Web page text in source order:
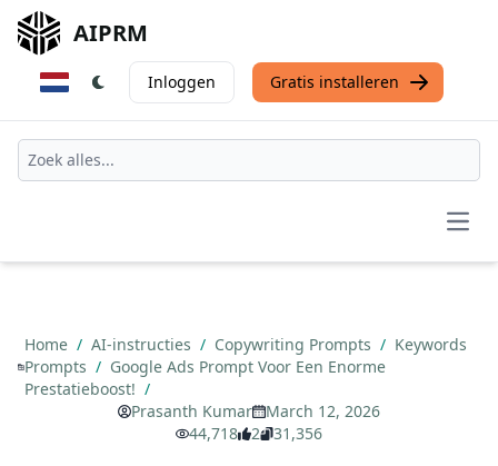
AIPRM
Inloggen Gratis installeren
Home / AI-instructies / Copywriting Prompts / Keywords
Prompts / Google Ads Prompt Voor Een Enorme
Prestatieboost! /
Prasanth Kumar
March 12, 2026
44,718
2 31,356